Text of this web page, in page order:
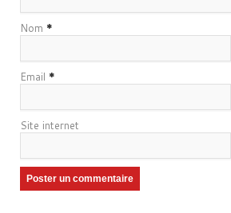
Nom *
Email *
Site internet